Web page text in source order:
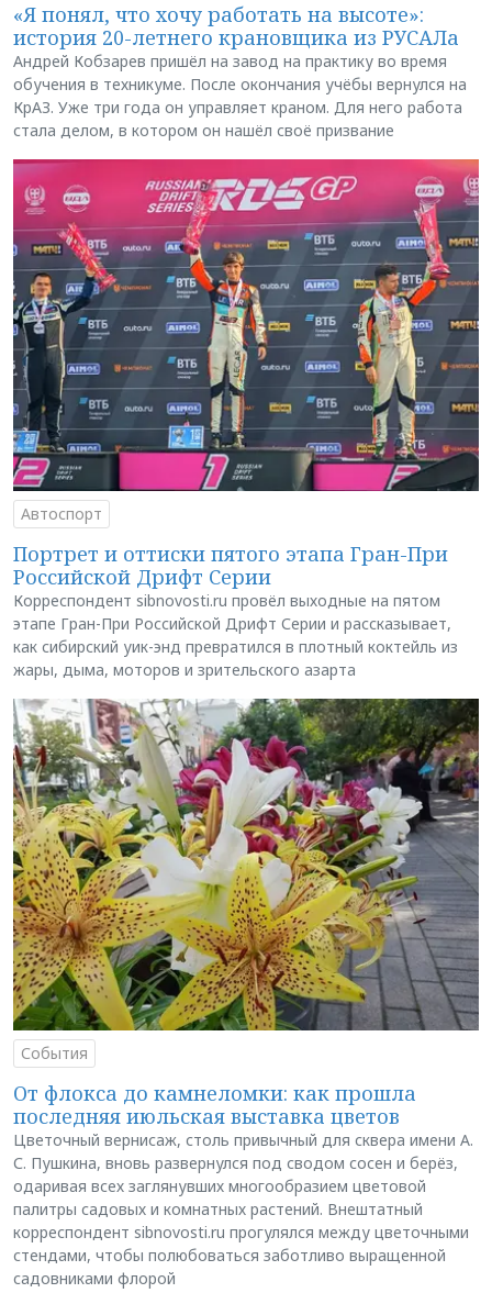
«Я понял, что хочу работать на высоте»:
история 20-летнего крановщика из РУСАЛа
Андрей Кобзарев пришёл на завод на практику во время
обучения в техникуме. После окончания учёбы вернулся на
КрАЗ. Уже три года он управляет краном. Для него работа
стала делом, в котором он нашёл своё призвание
Автоспорт
Портрет и оттиски пятого этапа Гран-При
Российской Дрифт Серии
Корреспондент sibnovosti.ru провёл выходные на пятом
этапе Гран-При Российской Дрифт Серии и рассказывает,
как сибирский уик-энд превратился в плотный коктейль из
жары, дыма, моторов и зрительского азарта
События
От флокса до камнеломки: как прошла
последняя июльская выставка цветов
Цветочный вернисаж, столь привычный для сквера имени А.
С. Пушкина, вновь развернулся под сводом сосен и берёз,
одаривая всех заглянувших многообразием цветовой
палитры садовых и комнатных растений. Внештатный
корреспондент sibnovosti.ru прогулялся между цветочными
стендами, чтобы полюбоваться заботливо выращенной
садовниками флорой